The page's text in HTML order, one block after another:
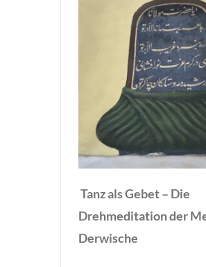
Tanz als Gebet – Die
Drehmeditation der
Derwische